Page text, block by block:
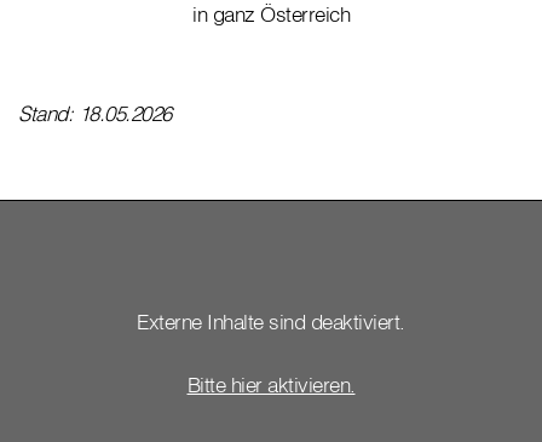
in ganz Österreich
Stand: 18.05.2026
Externe Inhalte sind deaktiviert.
Bitte hier aktivieren.